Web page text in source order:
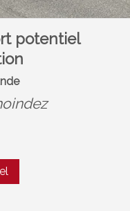
potentiel